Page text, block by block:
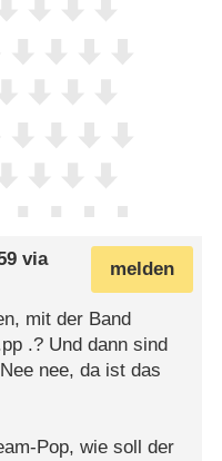
melden
via
mit der Band
.? Und dann sind
nee, da ist das
Pop, wie soll der